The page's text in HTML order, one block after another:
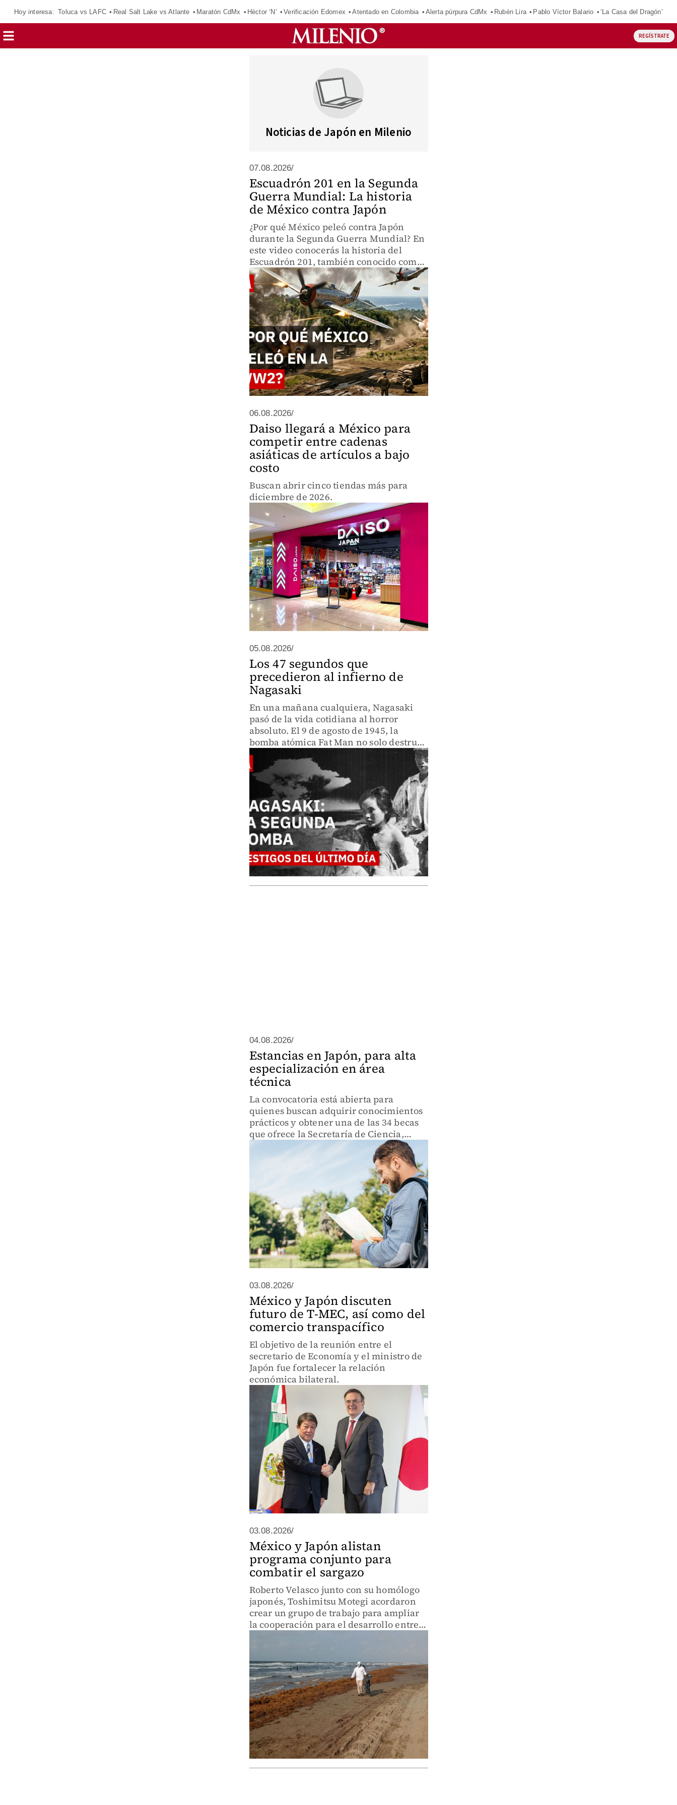
Hoy interesa: Toluca vs LAFC Real Salt Lake vs Atlante Maratón CdMx Héctor ‘N’ Verificación Edomex Atentado en Colombia Alerta púrpura CdMx Rubén Lira Pablo Víctor Balario ‘La Casa del Dragón’
REGÍSTRATE
Noticias de Japón en Milenio
07.08.2026/
Escuadrón 201 en la Segunda
Guerra Mundial: La historia
de México contra Japón
¿Por qué México peleó contra Japón
durante la Segunda Guerra Mundial? En
este video conocerás la historia del
Escuadrón 201, también conocido como
las Águilas Aztecas, la unidad mexicana
que combatió contra el Imperio japonés
en Filipinas.
06.08.2026/
Daiso llegará a México para
competir entre cadenas
asiáticas de artículos a bajo
costo
Buscan abrir cinco tiendas más para
diciembre de 2026.
05.08.2026/
Los 47 segundos que
precedieron al infierno de
Nagasaki
En una mañana cualquiera, Nagasaki
pasó de la vida cotidiana al horror
absoluto. El 9 de agosto de 1945, la
bomba atómica Fat Man no solo destruyó
una ciudad: cambió la forma en que la
humanidad entendía su propio poder de
destrucción.
04.08.2026/
Estancias en Japón, para alta
especialización en área
técnica
La convocatoria está abierta para
quienes buscan adquirir conocimientos
prácticos y obtener una de las 34 becas
que ofrece la Secretaría de Ciencia,
Humanidades, Tecnología e Innovación.
03.08.2026/
México y Japón discuten
futuro de T-MEC, así como del
comercio transpacífico
El objetivo de la reunión entre el
secretario de Economía y el ministro de
Japón fue fortalecer la relación
económica bilateral.
03.08.2026/
México y Japón alistan
programa conjunto para
combatir el sargazo
Roberto Velasco junto con su homólogo
japonés, Toshimitsu Motegi acordaron
crear un grupo de trabajo para ampliar
la cooperación para el desarrollo entre